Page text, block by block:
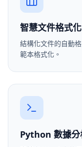
智慧文件格式化
結構化文件的自動
範本格式化。
Python 數據分